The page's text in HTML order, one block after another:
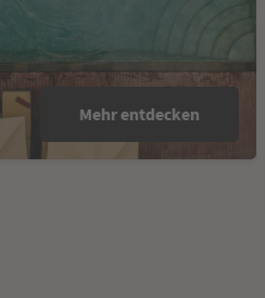
Mehr entdecken